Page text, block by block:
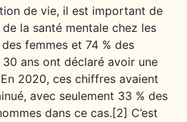
de vie, il est important de
la santé mentale chez les
femmes et 74 % des
ans ont déclaré avoir une
2020, ces chiffres avaient
avec seulement 33 % des
dans ce cas.[2] C’est